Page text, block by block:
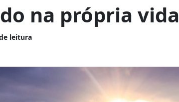
na própria vida
leitura